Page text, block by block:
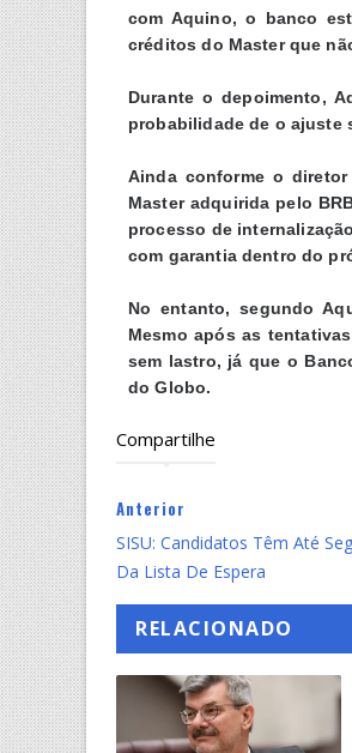
com Aquino, o banco
créditos do Master que
Durante o depoimento,
probabilidade de o ajuste
Ainda conforme o
Master adquirida pelo
processo de
com garantia dentro do
No entanto, segundo
Mesmo após as
sem lastro, já que o
do Globo.
Compartilhe
Anterior
SISU: Candidatos Têm Até
Da Lista De Espera
RELACIONADO